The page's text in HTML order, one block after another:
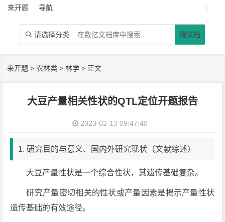
来开题 导航 |
 请选择分类 搜文档
来开题 >农林类 >林学 > 正文
大豆产量相关性状的QTL定位开题报告
2023-02-13 09:47:40
1. 研究目的与意义、国内外研究现状（文献综述）
大豆产量性状是一个综合性状，其遗传基础复杂。
研究产量密切相关的性状或产量因素是揭示产量性状
遗传基础的有效途径。